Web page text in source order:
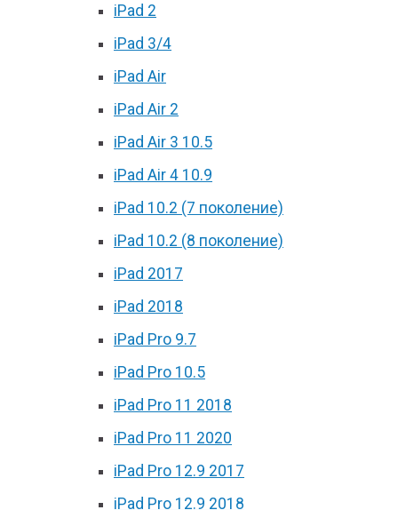
iPad 2
iPad 3/4
iPad Air
iPad Air 2
iPad Air 3 10.5
iPad Air 4 10.9
iPad 10.2 (7 поколение)
iPad 10.2 (8 поколение)
iPad 2017
iPad 2018
iPad Pro 9.7
iPad Pro 10.5
iPad Pro 11 2018
iPad Pro 11 2020
iPad Pro 12.9 2017
iPad Pro 12.9 2018